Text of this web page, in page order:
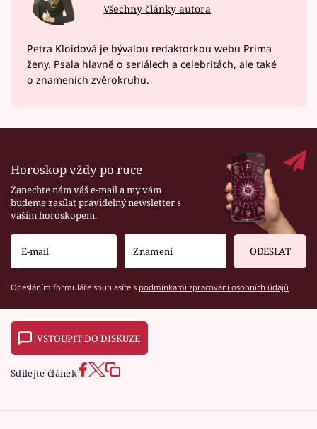
Všechny články autora
Petra Kloidová je bývalou redaktorkou webu Prima
ženy. Psala hlavně o seriálech a celebritách, ale také
o znameních zvěrokruhu.
Horoskop vždy po ruce
Zanechte nám váš e-mail a my vám
budeme zasílat pravidelný newsletter s
vaším horoskopem.
ODESLAT
Odesláním formuláře souhlasíte s podmínkami zpracování osobních údajů
VSTOUPIT DO DISKUZE
Sdílejte článek